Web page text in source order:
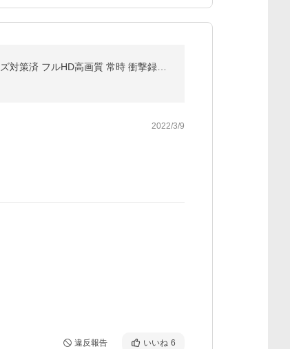
2022/3/9
違反報告 いいね 6